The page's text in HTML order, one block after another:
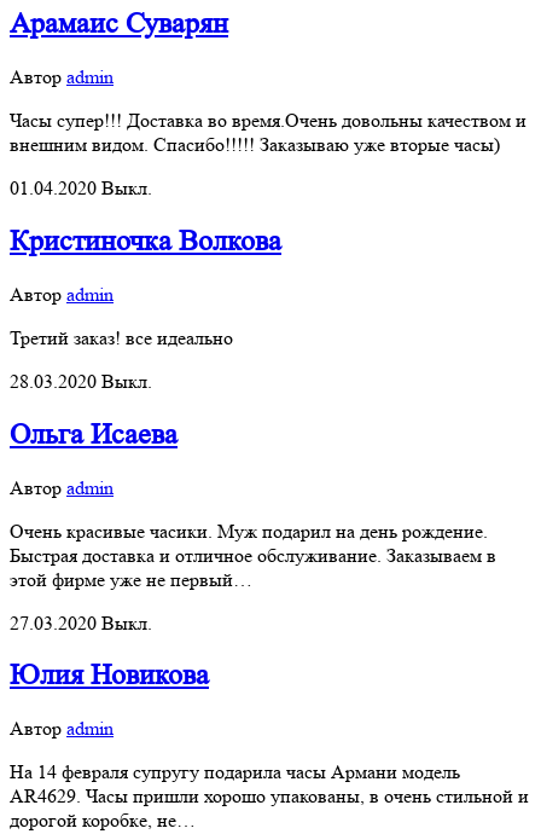
Арамаис Суварян
Автор admin
Часы супер!!! Доставка во время.Очень довольны качеством и
внешним видом. Спасибо!!!!! Заказываю уже вторые часы)
01.04.2020 Выкл.
Кристиночка Волкова
Автор admin
Третий заказ! все идеально
28.03.2020 Выкл.
Ольга Исаева
Автор admin
Очень красивые часики. Муж подарил на день рождение.
Быстрая доставка и отличное обслуживание. Заказываем в
этой фирме уже не первый…
27.03.2020 Выкл.
Юлия Новикова
Автор admin
На 14 февраля супругу подарила часы Армани модель
AR4629. Часы пришли хорошо упакованы, в очень стильной и
дорогой коробке, не…